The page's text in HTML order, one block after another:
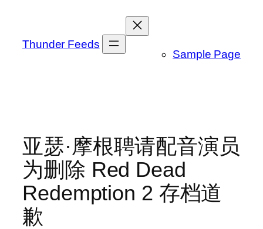
Thunder Feeds
Sample Page
亚瑟·摩根聘请配音演员
为删除 Red Dead
Redemption 2 存档道
歉